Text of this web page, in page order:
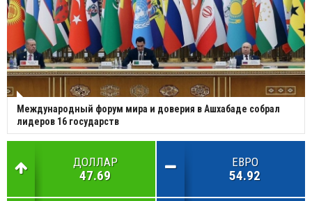
Международный форум мира и доверия в Ашхабаде собрал
лидеров 16 государств
ДОЛЛАР
47.69
ЕВРО
54.92